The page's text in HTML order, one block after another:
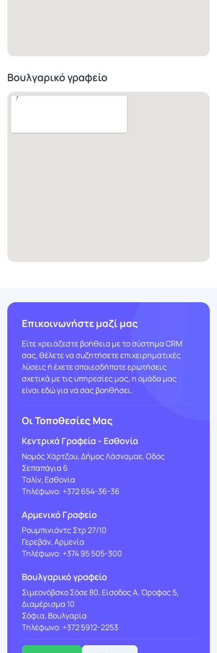
Βουλγαρικό γραφείο
Επικοινωνήστε μαζί μας
Είτε χρειάζεστε βοήθεια με το σύστημα CRM
σας, θέλετε να συζητήσετε επιχειρηματικές
λύσεις ή έχετε οποιεσδήποτε ερωτήσεις
σχετικά με τις υπηρεσίες μας, η ομάδα μας
είναι εδώ για να σας βοηθήσει.
Οι Τοποθεσίες Μας
Κεντρικά Γραφεία - Εσθονία
Νομός Χάρτζου, Δήμος Λάσναμαε, Οδός
Σεπαπάγια 6
Ταλίν, Εσθονία
Τηλέφωνο: +372 654-36-36
Αρμενικό Γραφείο
Ρουμπινιάντς Στρ 27/10
Γερεβάν, Αρμενία
Τηλέφωνο: +374 95 505-300
Βουλγαρικό γραφείο
Σιμεονόβσκο Σόσε 80, Είσοδος Α, Όροφος 5,
Διαμέρισμα 10
Σόφια, Βουλγαρία
Τηλέφωνο: +372 5912-2253